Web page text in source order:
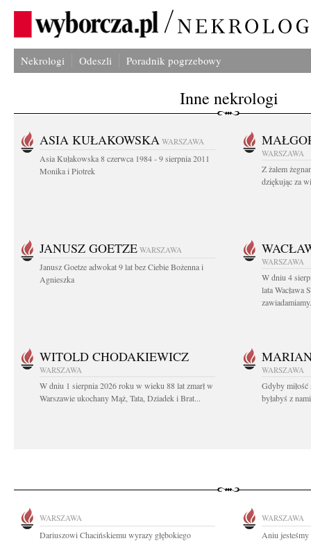
Nekrologi Odeszli Poradnik pogrzebowy
Inne nekrologi
ASIA KUŁAKOWSKA WARSZAWA
Asia Kułakowska 8 czerwca 1984 - 9 sierpnia 2011
Monika i Piotrek
WARSZAWA
Z żalem
dziękując za
JANUSZ GOETZE WARSZAWA
Janusz Goetze adwokat 9 lat bez Ciebie Bożenna i
Agnieszka
WARSZAWA
W dniu 4
lata Wacława
WITOLD CHODAKIEWICZ
WARSZAWA
W dniu 1 sierpnia 2026 roku w wieku 88 lat zmarł w
Warszawie ukochany Mąż, Tata, Dziadek i Brat...
WARSZAWA
Gdyby miłość
byłabyś z
WARSZAWA
Dariuszowi Chacińskiemu wyrazy głębokiego
WARSZAWA
Aniu